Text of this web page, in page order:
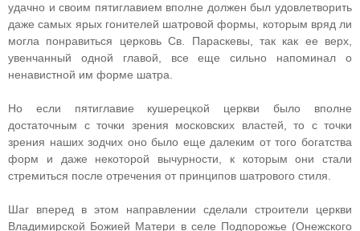
удачно и своим пятиглавием вполне должен был удовлетворить
даже самых ярых гонителей шатровой формы, которым вряд ли
могла понравиться церковь Св. Параскевы, так как ее верх,
увенчанный одной главой, все еще сильно напоминал о
ненавистной им форме шатра.
Но если пятиглавие кушерецкой церкви было вполне
достаточным с точки зрения московских властей, то с точки
зрения наших зодчих оно было еще далеким от того богатства
форм и даже некоторой вычурности, к которым они стали
стремиться после отречения от принципов шатрового стиля.
Шаг вперед в этом направлении сделали строители церкви
Владимирской Божией Матери в селе Подпорожье (Онежского